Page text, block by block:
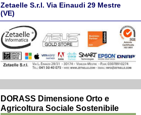
Zetaelle S.r.l. Via Einaudi 29 Mestre
(VE)
DORASS Dimensione Orto e
Agricoltura Sociale Sostenibile